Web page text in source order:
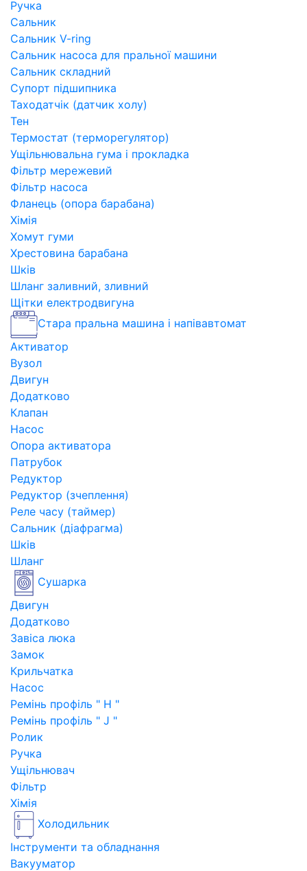
Ручка
Сальник
Сальник V-ring
Сальник насоса для пральної машини
Сальник складний
Супорт підшипника
Таходатчік (датчик холу)
Тен
Термостат (терморегулятор)
Ущільнювальна гума і прокладка
Фільтр мережевий
Фільтр насоса
Фланець (опора барабана)
Хімія
Хомут гуми
Хрестовина барабана
Шків
Шланг заливний, зливний
Щітки електродвигуна
Стара пральна машина і напівавтомат
Активатор
Вузол
Двигун
Додатково
Клапан
Насос
Опора активатора
Патрубок
Редуктор
Редуктор (зчеплення)
Реле часу (таймер)
Сальник (діафрагма)
Шків
Шланг
Сушарка
Двигун
Додатково
Завіса люка
Замок
Крильчатка
Насос
Ремінь профіль " H "
Ремінь профіль " J "
Ролик
Ручка
Ущільнювач
Фільтр
Хімія
Холодильник
Інструменти та обладнання
Вакууматор